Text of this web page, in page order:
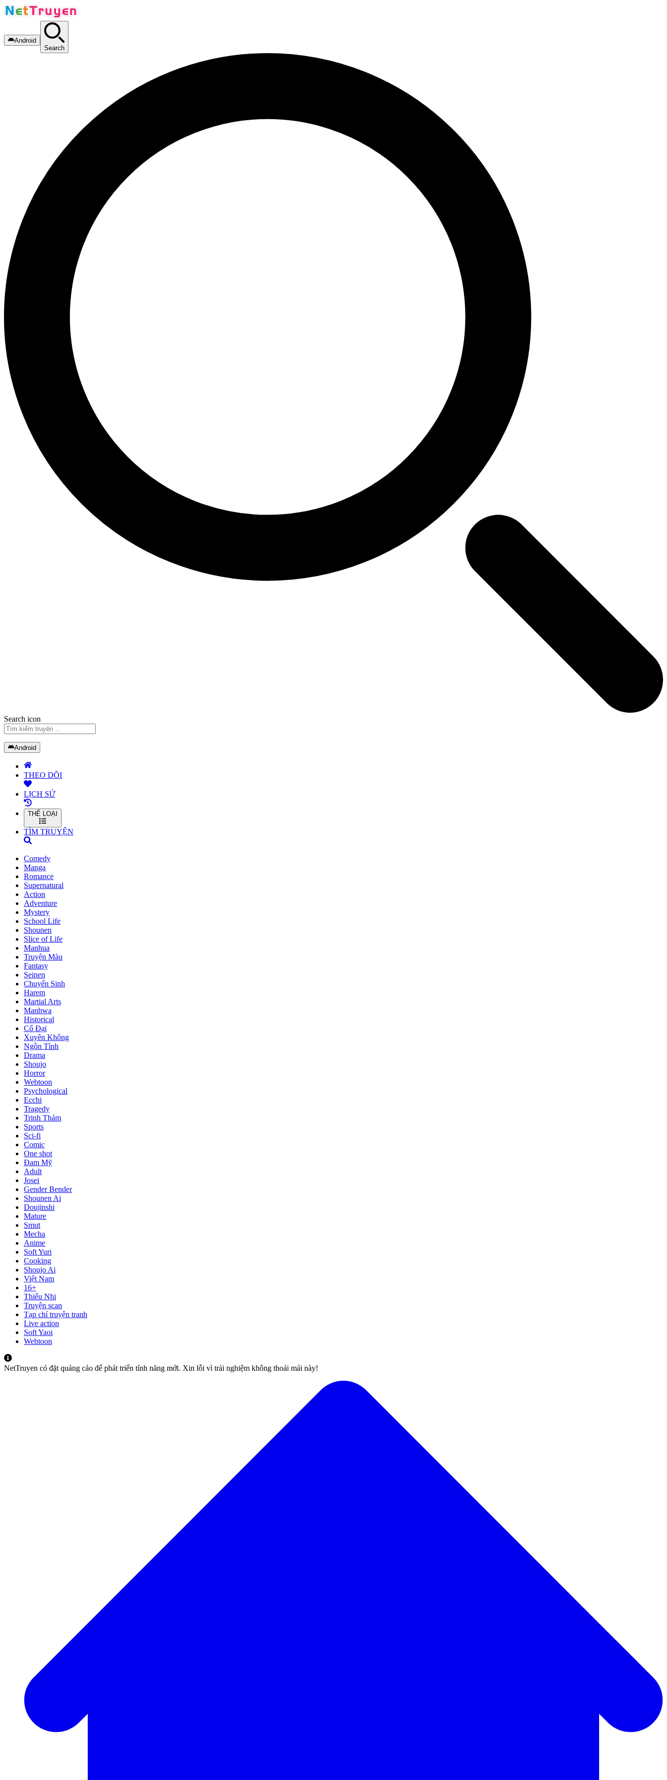
Android
Search
Search icon
Android
THEO DÕI
LỊCH SỬ
THỂ LOẠI
TÌM TRUYỆN
Comedy
Manga
Romance
Supernatural
Action
Adventure
Mystery
School Life
Shounen
Slice of Life
Manhua
Truyện Màu
Fantasy
Seinen
Chuyển Sinh
Harem
Martial Arts
Manhwa
Historical
Cổ Đại
Xuyên Không
Ngôn Tình
Drama
Shoujo
Horror
Webtoon
Psychological
Ecchi
Tragedy
Trinh Thám
Sports
Sci-fi
Comic
One shot
Đam Mỹ
Adult
Josei
Gender Bender
Shounen Ai
Doujinshi
Mature
Smut
Mecha
Anime
Soft Yuri
Cooking
Shoujo Ai
Việt Nam
16+
Thiếu Nhi
Truyện scan
Tạp chí truyện tranh
Live action
Soft Yaoi
Webtoon
NetTruyen có đặt quảng cáo để phát triển tính năng mới. Xin lỗi vì trải nghiệm không thoải mái này!